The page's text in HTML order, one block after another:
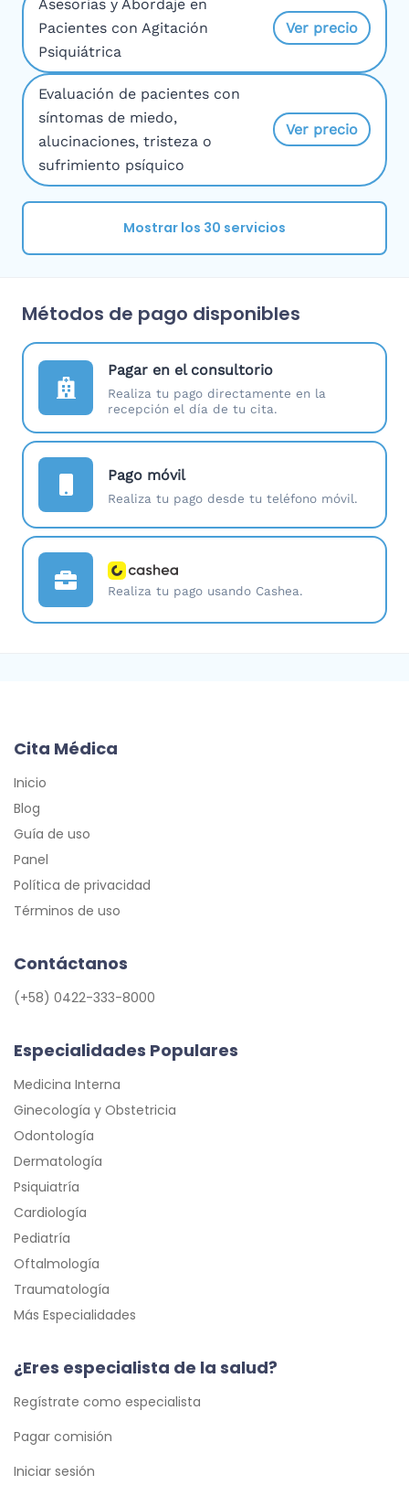
Asesorías y Abordaje en
Pacientes con Agitación
Psiquiátrica
Ver precio
Evaluación de pacientes con
síntomas de miedo,
alucinaciones, tristeza o
sufrimiento psíquico
Ver precio
Mostrar los 30 servicios
Métodos de pago disponibles
Pagar en el consultorio
Realiza tu pago directamente en la
recepción el día de tu cita.
Pago móvil
Realiza tu pago desde tu teléfono móvil.
Realiza tu pago usando Cashea.
Cita Médica
Inicio
Blog
Guía de uso
Panel
Política de privacidad
Términos de uso
Contáctanos
(+58) 0422-333-8000
Especialidades Populares
Medicina Interna
Ginecología y Obstetricia
Odontología
Dermatología
Psiquiatría
Cardiología
Pediatría
Oftalmología
Traumatología
Más Especialidades
¿Eres especialista de la salud?
Regístrate como especialista
Pagar comisión
Iniciar sesión